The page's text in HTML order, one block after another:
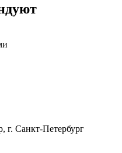
г. Санкт-Петербург